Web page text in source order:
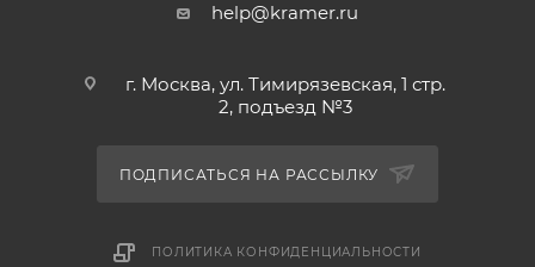
help@kramer.ru
г. Москва, ул. Тимирязевская, 1 стр.
2, подъезд №3
ПОДПИСАТЬСЯ НА РАССЫЛКУ
ПОЛИТИКА КОНФИДЕНЦИАЛЬНОСТИ